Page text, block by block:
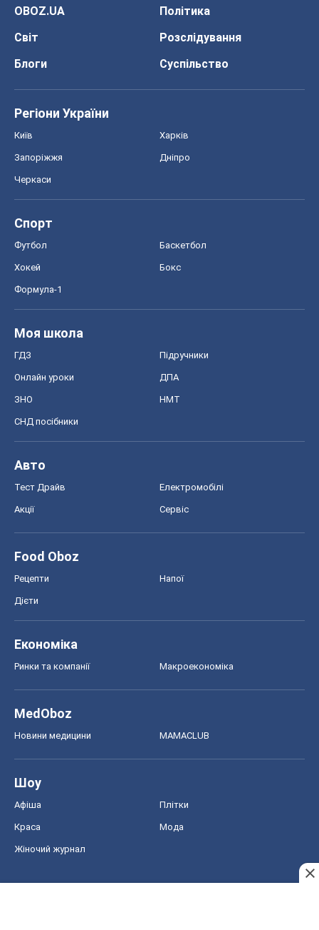
OBOZ.UA
Політика
Світ
Розслідування
Блоги
Суспільство
Регіони України
Київ Харків
Запоріжжя Дніпро
Черкаси
Спорт
Футбол Баскетбол
Хокей Бокс
Формула-1
Моя школа
ГДЗ Підручники
Онлайн уроки ДПА
ЗНО НМТ
СНД посібники
Авто
Тест Драйв Електромобілі
Акції Сервіс
Food Oboz
Рецепти Напої
Дієти
Економіка
Ринки та компанії Макроекономіка
MedOboz
Новини медицини MAMACLUB
Шоу
Афіша Плітки
Краса Мода
Жіночий журнал